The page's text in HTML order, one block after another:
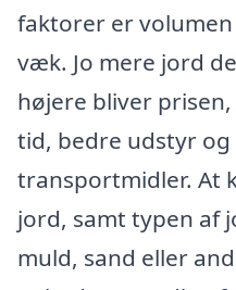
faktorer er
væk. Jo mere jord
højere bliver
tid, bedre udstyr
transportmidler. At
jord, samt typen af
muld, sand eller